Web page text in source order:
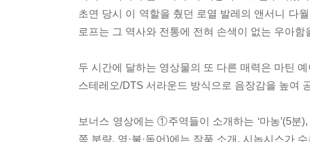
초연 당시 이 역할을 췄던 로열 발레의 앤서니 다
로프는 그 역사와 전통에 전혀 손색이 없는 우아함
두 시간에 달하는 영상물의 또 다른 매력은 마틴
스테레오/DTS 서라운드 방식으로 음장감을 높여
보너스 영상에는 ①주역들이 소개하는 ‘마농’(5
쪽 분량, 영·불·독어)에는 작품 소개, 시놉시스가